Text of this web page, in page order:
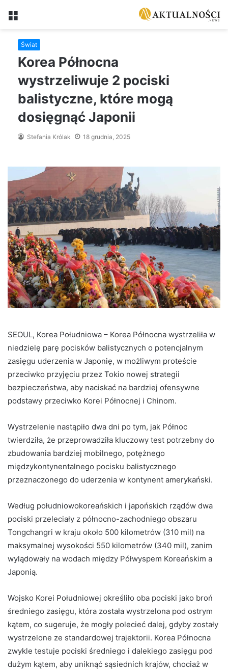
Menu
Świat
Korea Północna
wystrzeliwuje 2 pociski
balistyczne, które mogą
dosięgnąć Japonii
Stefania Królak 18 grudnia, 2025
SEOUL, Korea Południowa – Korea Północna wystrzeliła w
niedzielę parę pocisków balistycznych o potencjalnym
zasięgu uderzenia w Japonię, w możliwym proteście
przeciwko przyjęciu przez Tokio nowej strategii
bezpieczeństwa, aby naciskać na bardziej ofensywne
podstawy przeciwko Korei Północnej i Chinom.
Wystrzelenie nastąpiło dwa dni po tym, jak Północ
twierdziła, że ​​przeprowadziła kluczowy test potrzebny do
zbudowania bardziej mobilnego, potężnego
międzykontynentalnego pocisku balistycznego
przeznaczonego do uderzenia w kontynent amerykański.
Według południowokoreańskich i japońskich rządów dwa
pociski przeleciały z północno-zachodniego obszaru
Tongchangri w kraju około 500 kilometrów (310 mil) na
maksymalnej wysokości 550 kilometrów (340 mil), zanim
wylądowały na wodach między Półwyspem Koreańskim a
Japonią.
Wojsko Korei Południowej określiło oba pociski jako broń
średniego zasięgu, która została wystrzelona pod ostrym
kątem, co sugeruje, że mogły polecieć dalej, gdyby zostały
wystrzelone ze standardowej trajektorii. Korea Północna
zwykle testuje pociski średniego i dalekiego zasięgu pod
dużym kątem, aby uniknąć sąsiednich krajów, chociaż w